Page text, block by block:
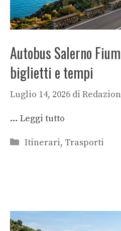
Autobus Salerno
biglietti e tempi
Luglio 14, 2026 di
… Leggi tutto
Categorie
Itinerari, Trasporti